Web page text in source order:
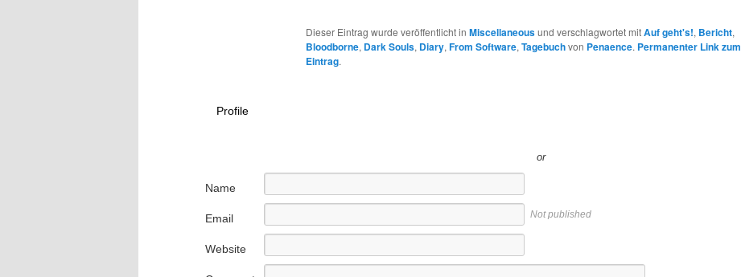
Dieser Eintrag wurde veröffentlicht in Miscellaneousund verschlagwortet mitAuf geht's!, Bericht,
Bloodborne, Dark Souls, Diary,From Software,Tagebuchvon Penaence. Permanenter Link zum
Eintrag.
Profile
or
Name
Email Not published
Website